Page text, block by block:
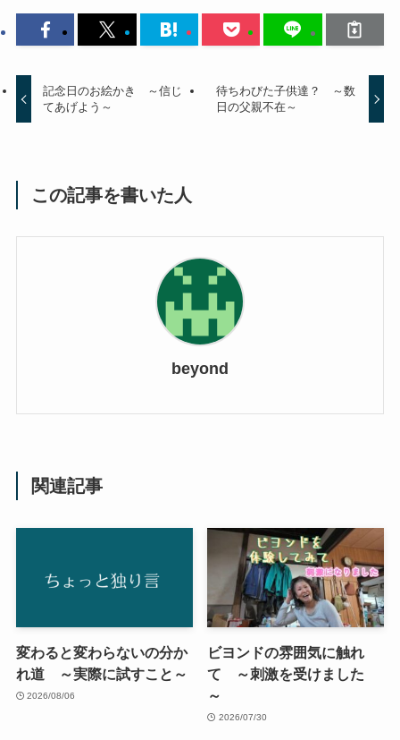
記念日のお絵かき ～信じ
てあげよう～
待ちわびた子供達？ ～数
日の父親不在～
この記事を書いた人
beyond
関連記事
変わると変わらないの分か
れ道 ～実際に試すこと～
2026/08/06
ビヨンドの雰囲気に触れ
て ～刺激を受けました
～
2026/07/30